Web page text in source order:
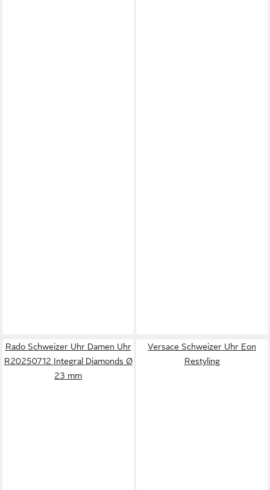
Rado Schweizer Uhr Damen Uhr
R20250712 Integral Diamonds Ø
23 mm
Versace Schweizer Uhr Eon
Restyling